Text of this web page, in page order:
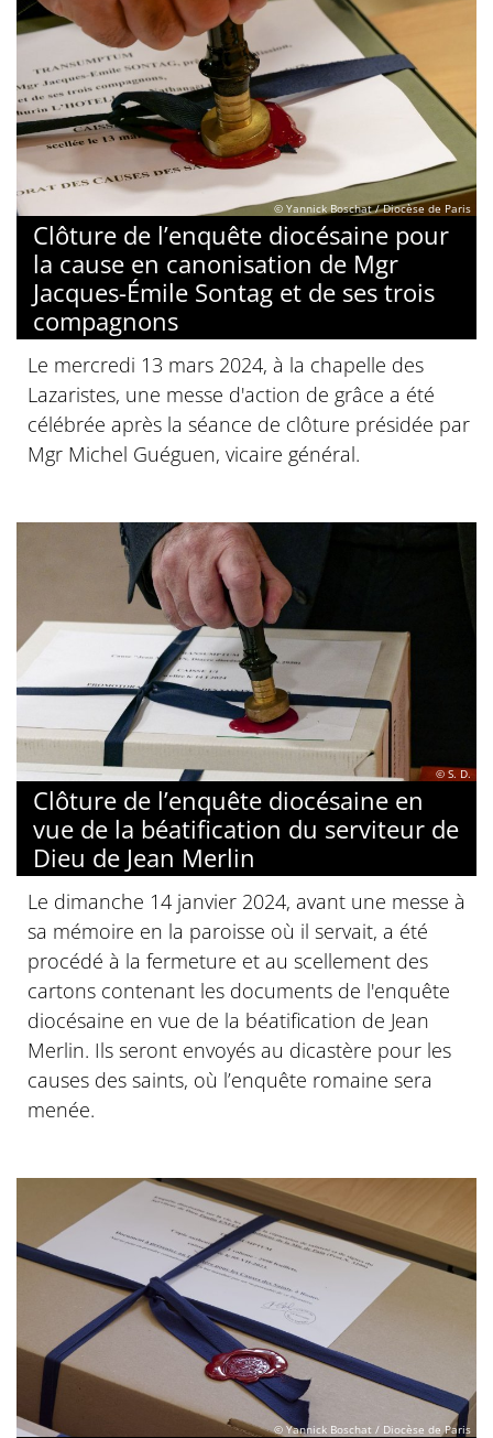
© Yannick Boschat / Diocèse de Paris
Clôture de l’enquête diocésaine pour
la cause en canonisation de Mgr
Jacques-Émile Sontag et de ses trois
compagnons
Le mercredi 13 mars 2024, à la chapelle des
Lazaristes, une messe d'action de grâce a été
célébrée après la séance de clôture présidée par
Mgr Michel Guéguen, vicaire général.
© S. D.
Clôture de l’enquête diocésaine en
vue de la béatification du serviteur de
Dieu de Jean Merlin
Le dimanche 14 janvier 2024, avant une messe à
sa mémoire en la paroisse où il servait, a été
procédé à la fermeture et au scellement des
cartons contenant les documents de l'enquête
diocésaine en vue de la béatification de Jean
Merlin. Ils seront envoyés au dicastère pour les
causes des saints, où l’enquête romaine sera
menée.
© Yannick Boschat / Diocèse de Paris